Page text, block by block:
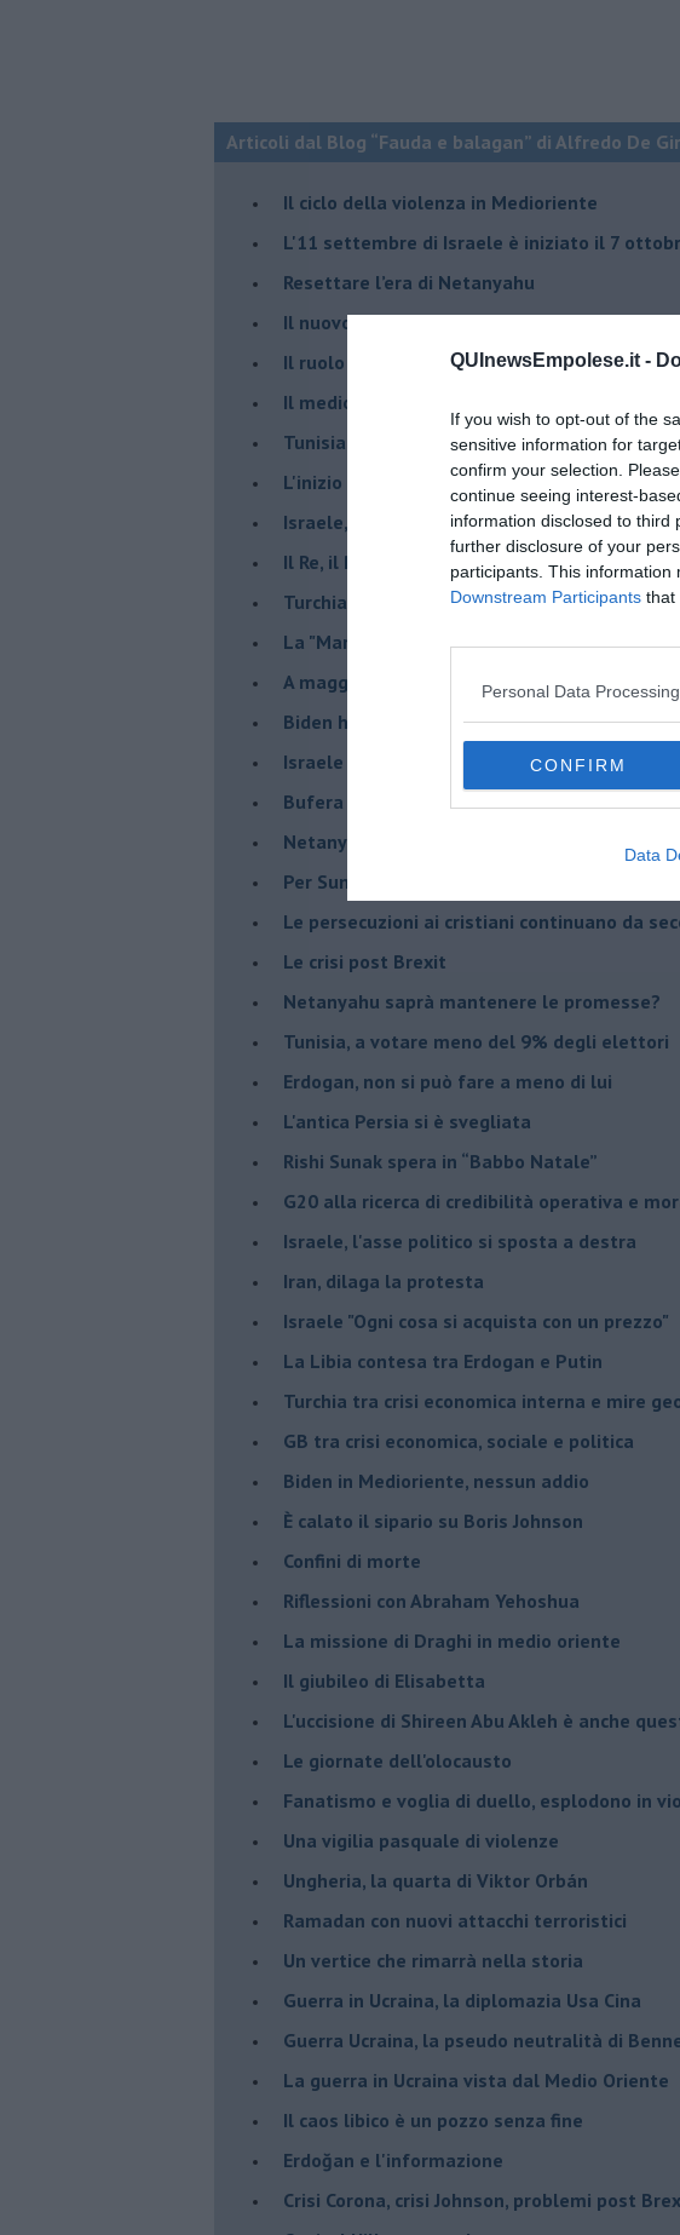
QUInewsEmpolese.it -
If you wish to opt-out of the
sensitive information for
confirm your selection.
continue seeing interest-
information disclosed to third
further disclosure of your
participants. This
Downstream Participants that
Personal Data
CONFIRM
Data
Articoli dal Blog “Fauda e balagan” di Alfredo De
Il ciclo della violenza in Medioriente
L'11 settembre di Israele è iniziato il 7
Resettare l’era di Netanyahu
​Il nuovo corso dell’era di Erdogan
Il ruolo delle diplomazie nei conflitti
Il medioriente di Silvio
Tunisia rischiosa e strategica per l'Italia
L'inizio del “secolo della Turchia”
Israele, deciderà il borsone della spesa
Il Re, il Primo Ministro, il Sindaco e la Brexit
Turchia al voto, Erdogan in bilico
La "Marcia dei vivi" per non dimenticare
A maggio le urne decideranno il futuro di
Biden ha fatto infuriare la destra israeliana
Israele rischia una guerra civile
Bufera sull'immigrazione
Netanyahu a Roma, un viaggio complicato
Per Sunak niente crisi e nessuna emergenza
Le persecuzioni ai cristiani continuano da
Le crisi post Brexit
Netanyahu saprà mantenere le promesse?
Tunisia, a votare meno del 9% degli elettori
Erdogan, non si può fare a meno di lui
L'antica Persia si è svegliata
Rishi Sunak spera in “Babbo Natale”
G20 alla ricerca di credibilità operativa e
Israele, l'asse politico si sposta a destra
Iran, dilaga la protesta
Israele "Ogni cosa si acquista con un prezzo"
La Libia contesa tra Erdogan e Putin
Turchia tra crisi economica interna e mire
GB tra crisi economica, sociale e politica
Biden in Medioriente, nessun addio
È calato il sipario su Boris Johnson
Confini di morte
Riflessioni con Abraham Yehoshua
La missione di Draghi in medio oriente
Il giubileo di Elisabetta
L'uccisione di Shireen Abu Akleh è anche
Le giornate dell'olocausto
Fanatismo e voglia di duello, esplodono in
Una vigilia pasquale di violenze
Ungheria, la quarta di Viktor Orbán
Ramadan con nuovi attacchi terroristici
Un vertice che rimarrà nella storia
Guerra in Ucraina, la diplomazia Usa Cina
Guerra Ucraina, la pseudo neutralità di
La guerra in Ucraina vista dal Medio Oriente
​Il caos libico è un pozzo senza fine
Erdoğan e l'informazione
Crisi Corona, crisi Johnson, problemi post